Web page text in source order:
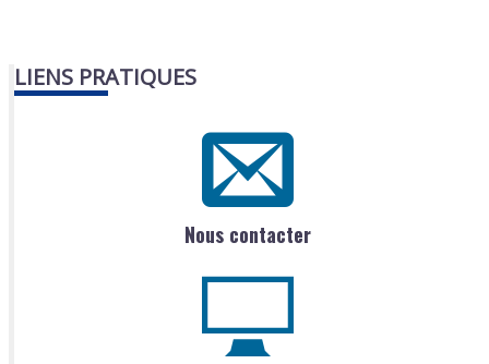
LIENS PRATIQUES
Nous contacter